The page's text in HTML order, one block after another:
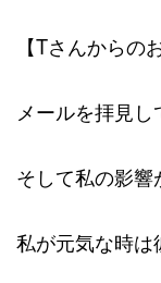
【Tさんからの
メールを拝見し
そして私の影響
私が元気な時は